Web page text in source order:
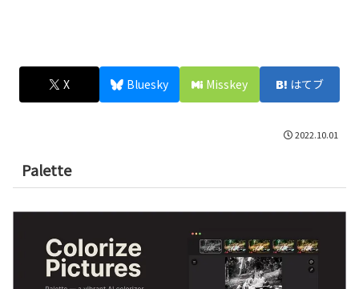
X Bluesky Misskey はてブ
2022.10.01
Palette